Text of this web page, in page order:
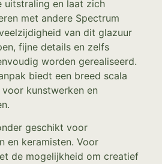
uitstraling en laat zich
met andere Spectrum
van dit glazuur
fijne details en zelfs
worden gerealiseerd.
biedt een breed scala
kunstwerken en
geschikt voor
en keramisten. Voor
de mogelijkheid om creatief